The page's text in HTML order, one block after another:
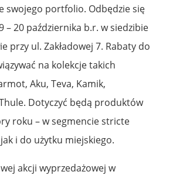
swojego portfolio. Odbędzie się
– 20 października b.r. w siedzibie
przy ul. Zakładowej 7. Rabaty do
na kolekcje takich
Aku, Teva, Kamik,
Dotyczyć będą produktów
roku – w segmencie stricte
i do użytku miejskiego.
akcji wyprzedażowej w